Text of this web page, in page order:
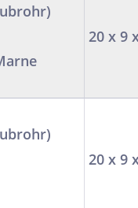
20 x 9
20 x 9